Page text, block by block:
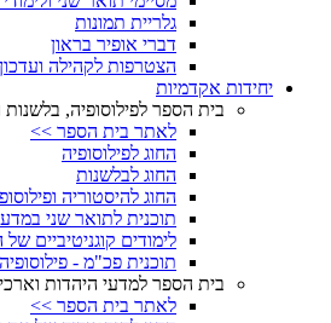
גלריית תמונות
דברי אופיר בראון
הצטרפות לקהילה
יחידות אקדמיות
בית הספר לפילוסופיה, בלשנות
לאתר בית הספר >>
החוג לפילוסופיה
החוג לבלשנות
החוג להיסטוריה
תוכנית לתואר שני
לימודים קוגניטיביים
תוכנית פכ"מ -
בית הספר למדעי היהדות
לאתר בית הספר >>